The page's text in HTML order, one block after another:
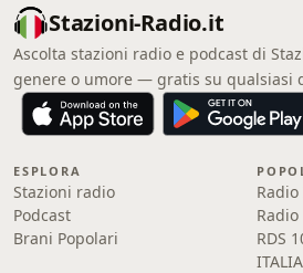
Stazioni-Radio.it
Ascolta stazioni radio e podcast di
genere o umore — gratis su qualsiasi
ESPLORA
Stazioni radio
Podcast
Brani Popolari
RDS